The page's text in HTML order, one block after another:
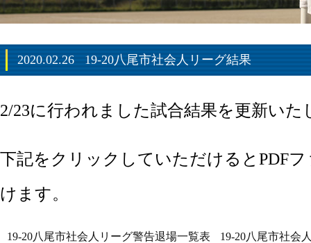
2020.02.26 19-20八尾市社会人リーグ結果
2/23に行われました試合結果を更新いた
下記をクリックしていただけるとPDF
けます。
19-20八尾市社会人リーグ警告退場一覧表
19-20八尾市社会